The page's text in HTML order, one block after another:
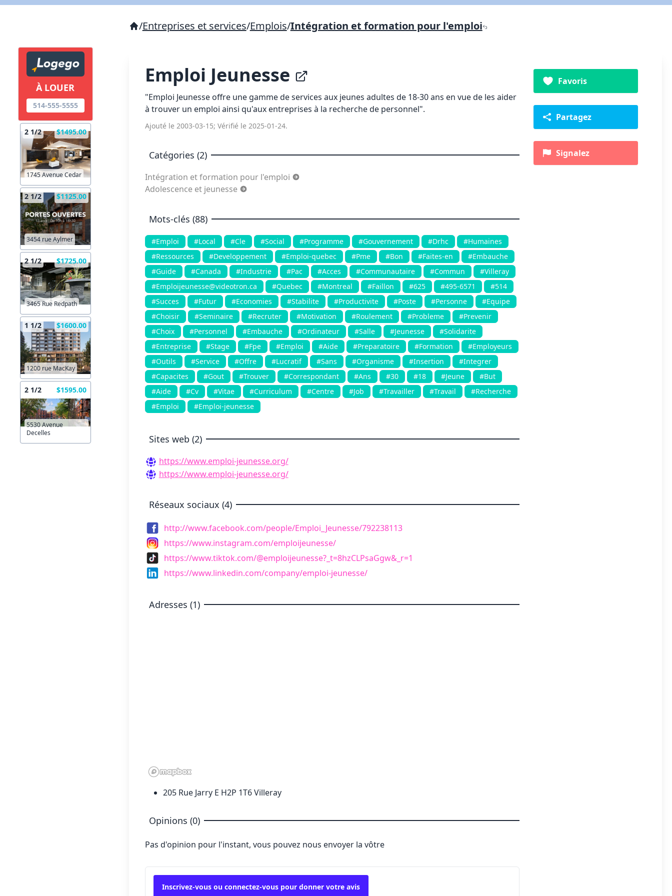
À LOUER
514-555-5555
2 1/2 $1495.00
1745 Avenue Cedar
2 1/2 $1125.00
3454 rue Aylmer
2 1/2 $1725.00
3465 Rue Redpath
1 1/2 $1600.00
1200 rue MacKay
2 1/2 $1595.00
5530 Avenue
Decelles
/Entreprises et services/Emplois/Intégration et formation pour l'emploi
Emploi Jeunesse
"Emploi Jeunesse offre une gamme de services aux jeunes adultes de 18-30 ans en vue de les aider
à trouver un emploi ainsi qu'aux entreprises à la recherche de personnel".
Ajouté le 2003-03-15; Vérifié le 2025-01-24.
Catégories (2)
Intégration et formation pour l'emploi
Adolescence et jeunesse
Mots-clés (88)
#Emploi #Local #Cle #Social #Programme #Gouvernement #Drhc
#Humaines
#Ressources
#Developpement #Emploi-quebec #Pme #Bon #Faites-en
#Embauche
#Guide
#Canada #Industrie #Pac #Acces #Communautaire #Commun
#Villeray
#Emploijeunesse@videotron.ca
#Quebec #Montreal #Faillon #625 #495-6571
#514
#Succes
#Futur #Economies #Stabilite #Productivite #Poste #Personne
#Equipe
#Choisir
#Seminaire #Recruter #Motivation #Roulement #Probleme
#Prevenir
#Choix
#Personnel #Embauche #Ordinateur #Salle #Jeunesse
#Solidarite
#Entreprise
#Stage #Fpe #Emploi #Aide #Preparatoire #Formation
#Employeurs
#Outils
#Service #Offre #Lucratif #Sans #Organisme #Insertion
#Integrer
#Capacites
#Gout #Trouver #Correspondant #Ans #30 #18 #Jeune
#But
#Aide
#Cv #Vitae #Curriculum #Centre #Job #Travailler #Travail
#Recherche
#Emploi
#Emploi-jeunesse
Sites web (2)
https://www.emploi-jeunesse.org/
https://www.emploi-jeunesse.org/
Réseaux sociaux (4)
http://www.facebook.com/people/Emploi_Jeunesse/792238113
https://www.instagram.com/emploijeunesse/
https://www.tiktok.com/@emploijeunesse?_t=8hzCLPsaGgw&_r=1
https://www.linkedin.com/company/emploi-jeunesse/
Adresses (1)
205 Rue Jarry E H2P 1T6 Villeray
Opinions (0)
Pas d'opinion pour l'instant, vous pouvez nous envoyer la vôtre
Inscrivez-vous ou connectez-vous pour donner votre avis
Favoris
Partagez
Signalez
Lien vers inscription (sera inclus dans courriel)
X Fermer Envoyez